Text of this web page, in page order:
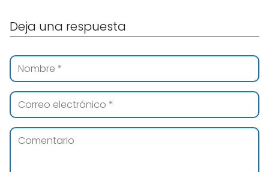
Deja una respuesta